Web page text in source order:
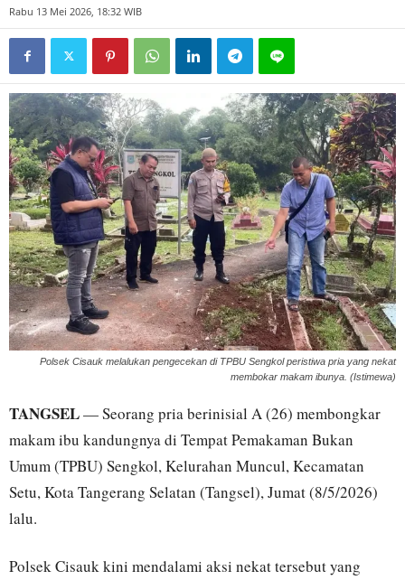
Rabu 13 Mei 2026, 18:32 WIB
Polsek Cisauk melalukan pengecekan di TPBU Sengkol peristiwa pria yang nekat
membokar makam ibunya. (Istimewa)
TANGSEL— Seorang pria berinisial A (26) membongkar
makam ibu kandungnya di Tempat Pemakaman Bukan
Umum (TPBU) Sengkol, Kelurahan Muncul, Kecamatan
Setu, Kota Tangerang Selatan (Tangsel), Jumat (8/5/2026)
lalu.
Polsek Cisauk kini mendalami aksi nekat tersebut yang